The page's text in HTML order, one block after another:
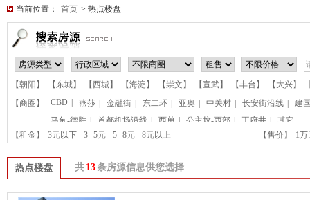
当前位置： 首页 > 热点楼盘
【朝阳】 【东城】 【西城】 【海淀】 【崇文】 【宣武】 【丰台】 【大兴】
【商圈】
CBD 燕莎 金融街 东二环 亚奥 中关村 长安街沿线
建
马甸-德胜 | 首都机场沿线 | 西单 | 公主坟-西部 | 王府井 |
其它
【租金】
3元以下 3--5元 5--8元 8元以上 【售价】 1
热点楼盘 共 13条房源信息供您选择